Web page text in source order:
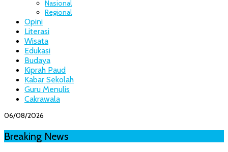
Nasional
Regional
Opini
Literasi
Wisata
Edukasi
Budaya
Kiprah Paud
Kabar Sekolah
Guru Menulis
Cakrawala
06/08/2026
Breaking News